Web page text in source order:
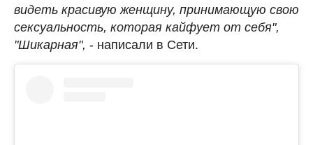
видеть красивую женщину, принимающую свою
сексуальность, которая кайфует от себя",
"Шикарная", - написали в Сети.